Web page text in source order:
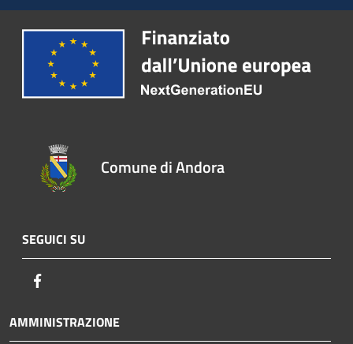
Comune di Andora
SEGUICI SU
AMMINISTRAZIONE